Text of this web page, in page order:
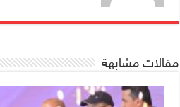
مقالات مشابهة